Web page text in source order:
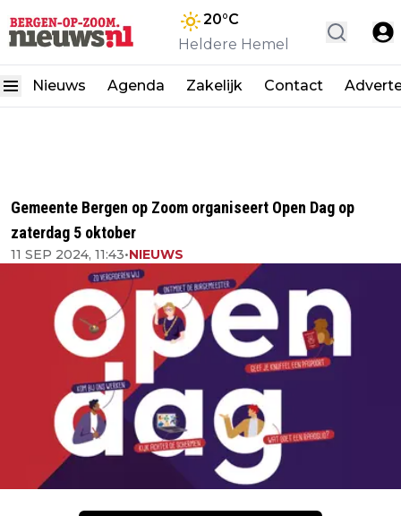
20°C
Heldere Hemel
Nieuws Agenda Zakelijk Contact
Gemeente Bergen op Zoom organiseert Open Dag op
zaterdag 5 oktober
11 SEP 2024, 11:43•NIEUWS